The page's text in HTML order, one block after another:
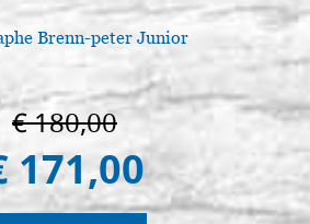
Brenn-peter Junior
€ 180,00
171,00